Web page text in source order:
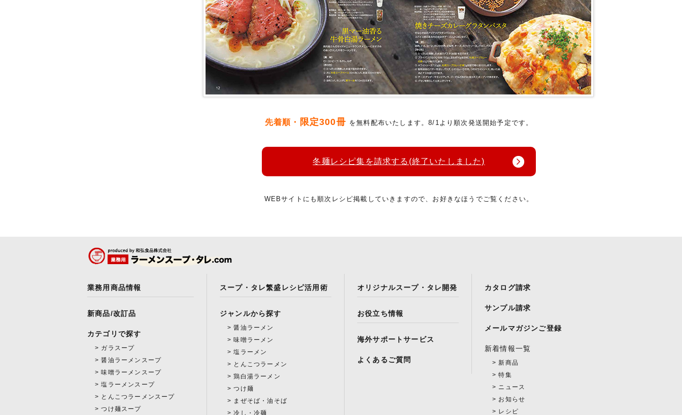
先着順・ 限定300冊 を無料配布いたします。8/1より順次発送開始予定です。
冬麺レシピ集を請求する(終了いたしました)
WEBサイトにも順次レシピ掲載していきますので、お好きなほうでご覧ください。
業務用商品情報
新商品/改訂品
カテゴリで探す
ガラスープ
醤油ラーメンスープ
味噌ラーメンスープ
塩ラーメンスープ
とんこつラーメンスープ
つけ麺スープ
スープ・タレ繁盛レシピ活用術
ジャンルから探す
醤油ラーメン
味噌ラーメン
塩ラーメン
とんこつラーメン
鶏白湯ラーメン
つけ麺
まぜそば・油そば
冷し・冷麺
オリジナルスープ・タレ開発
お役立ち情報
海外サポートサービス
よくあるご質問
カタログ請求
サンプル請求
メールマガジンご登録
新着情報一覧
新商品
特集
ニュース
お知らせ
レシピ